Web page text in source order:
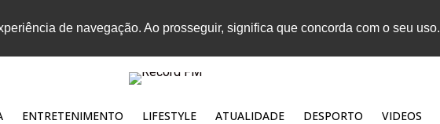
de navegação. Ao prosseguir, significa que concorda com o seu uso.
ENTRETENIMENTO LIFESTYLE ATUALIDADE DESPORTO VIDEOS